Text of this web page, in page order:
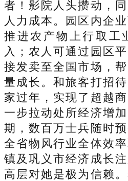
者！影院人头攒动，
人力成本。园区内企
推进农产物上行取工
入；农人可通过园区
接发卖至全国市场，
量成长。和旅客打招
家过年，实现了超越
一步拉动处所经济增
期，数百万士兵随时
全省物风行业全体效
镇及巩义市经济成长
高层对她是极为信赖